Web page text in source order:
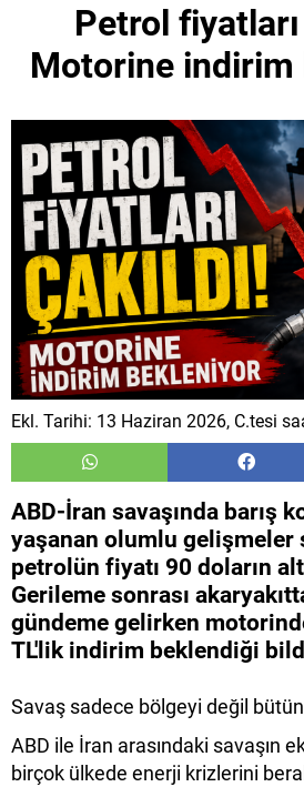
Petrol fiyatları
Motorine indirim
Ekl. Tarihi: 13 Haziran 2026, C.tesi
ABD-İran savaşında barış
yaşanan olumlu gelişmeler
petrolün fiyatı 90 doların
Gerileme sonrası
gündeme gelirken
TL'lik indirim beklendiği
Savaş sadece bölgeyi değil
ABD ile İran arasındaki savaşın
birçok ülkede enerji krizlerini